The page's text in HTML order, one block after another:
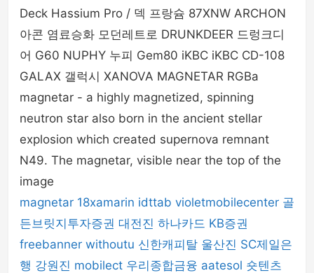
Deck Hassium Pro / 덱 프랑슘 87XNW ARCHON
아콘 염료승화 모던레트로 DRUNKDEER 드렁크디
어 G60 NUPHY 누피 Gem80 iKBC iKBC CD-108
GALAX 갤럭시 XANOVA MAGNETAR RGBa
magnetar - a highly magnetized, spinning
neutron star also born in the ancient stellar
explosion which created supernova remnant
N49. The magnetar, visible near the top of the
image
magnetar 18xamarin idttab violetmobilecenter 골
든브릿지투자증권 대전진 하나카드 KB증권
freebanner withoutu 신한캐피탈 울산진 SC제일은
행 강원진 mobilect 우리종합금융 aatesol 숏텐츠